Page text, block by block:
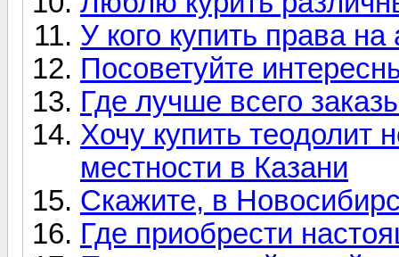
У кого купить права
Посоветуйте
Где лучше всего
Хочу купить теодолит
местности в Казани
Скажите, в
Где приобрести